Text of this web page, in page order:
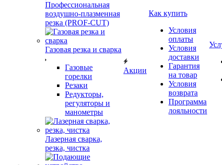
Профессиональная
воздушно-плазменная
резка (PROF-CUT)
Газовая резка и сварка
Газовые
горелки
Резаки
Редукторы,
регуляторы и
манометры
Лазерная сварка,
резка, чистка
Акции
Как купить
Условия
оплаты
Условия
доставки
Гарантия
на товар
Условия
возврата
Программа
лояльности